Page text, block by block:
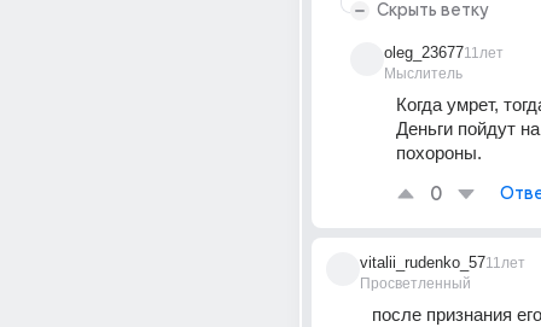
Скрыть ветку
oleg_23677
Мыслитель
11лет
Когда умрет,
Деньги пойдут
похороны.
0
vitalii_rudenko_57
Просветленный
11лет
после признания его